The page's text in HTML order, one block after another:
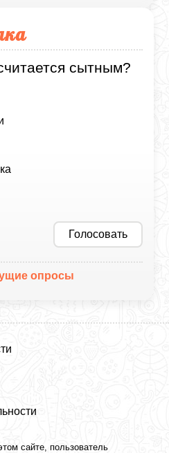
сытным?
Голосовать
опросы
сайте, пользователь